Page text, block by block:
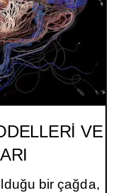
VE
bir çağda,